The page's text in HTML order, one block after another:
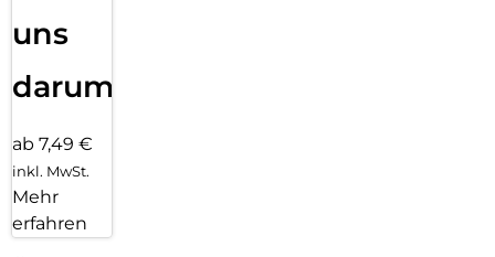
uns
darum!
ab 7,49 €
inkl. MwSt.
Mehr
erfahren